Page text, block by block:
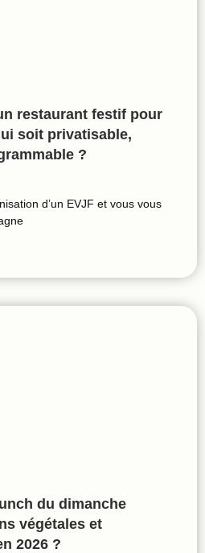
restaurant festif pour
soit privatisable,
?
d’un EVJF et vous vous
du dimanche
végétales et
2026 ?